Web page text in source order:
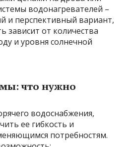
водонагревателей –
и перспективный вариант,
зависит от количества
и уровня солнечной
что нужно
водоснабжения,
ее гибкость и
потребностям.